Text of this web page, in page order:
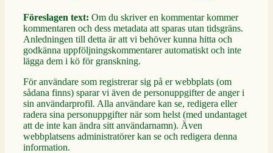
Föreslagen text: Om du skriver en kommentar kommer
kommentaren och dess metadata att sparas utan tidsgräns.
Anledningen till detta är att vi behöver kunna hitta och
godkänna uppföljningskommentarer automatiskt och inte
lägga dem i kö för granskning.
För användare som registrerar sig på er webbplats (om
sådana finns) sparar vi även de personuppgifter de anger i
sin användarprofil. Alla användare kan se, redigera eller
radera sina personuppgifter när som helst (med undantaget
att de inte kan ändra sitt användarnamn). Även
webbplatsens administratörer kan se och redigera denna
information.